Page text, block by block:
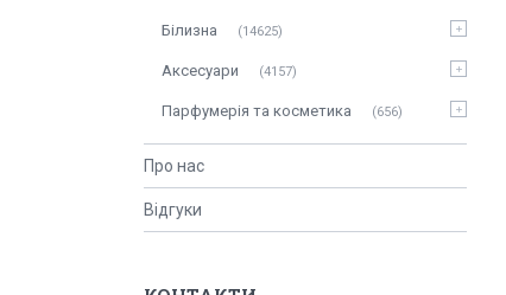
Білизна 14625
Аксесуари 4157
Парфумерія та косметика 656
Про нас
Відгуки